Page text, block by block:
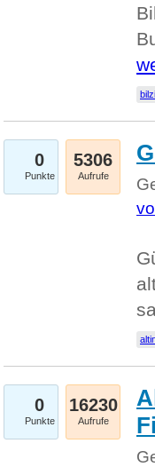
0
Punkte
5306
Aufrufe
0
Punkte
16230
Aufrufe